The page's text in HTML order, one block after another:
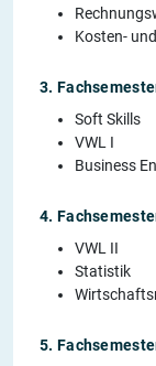
Kosten-
3.
Soft Skills
VWL I
Business
4.
VWL II
Statistik
5.